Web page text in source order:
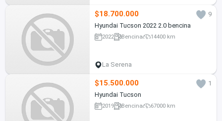
$18.700.000
9
Hyundai Tucson 2022 2.0 bencina
2022 Bencina 14400 km
La Serena
$15.500.000
1
Hyundai Tucson
2019 Bencina 67000 km